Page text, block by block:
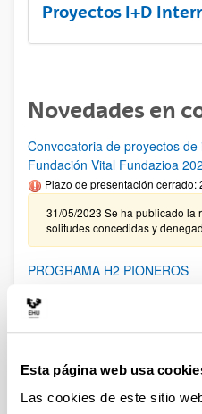
Esta página web usa
Las cookies de este sitio
Proyectos I+D
Novedades en
Convocatoria de proyectos de
Fundación Vital Fundazioa
Plazo de presentación
31/05/2023 Se ha publicado la
solitudes concedidas y
PROGRAMA H2 PIONEROS
PIFG22/59: “ Decoding
human brain”
Plazo de presentación cerrado: